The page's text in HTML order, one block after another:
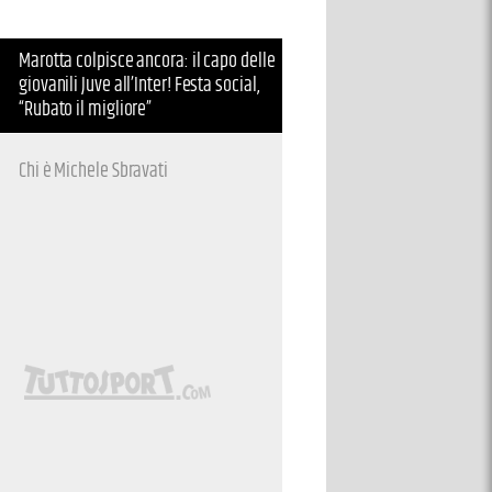
Marotta colpisce ancora: il capo delle
giovanili Juve all’Inter! Festa social,
“Rubato il migliore”
Chi è Michele Sbravati